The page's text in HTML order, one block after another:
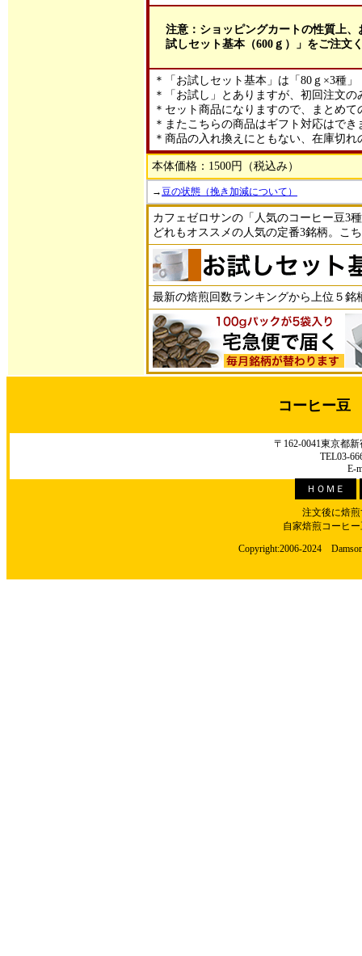
注意：ショッピングカートの性質上
試しセット基本（600ｇ）」をご注文
＊「お試しセット基本」は「80ｇ×3種
＊「お試し」とありますが、初回注文
＊セット商品になりますので、まとめ
＊またこちらの商品はギフト対応はで
＊商品の入れ換えにともない、在庫切
本体価格：1500円（税込み）
→豆の状態（挽き加減について）
カフェゼロサンの「人気のコーヒー豆3
どれもオススメの人気の定番3銘柄。こ
最新の焙煎回数ランキングから上位５銘
コーヒー
〒162-0041東京都
TEL03-
E-
ＨＯＭＥ
注文後に焙
自家焙煎コーヒ
Copyright:2006-2024